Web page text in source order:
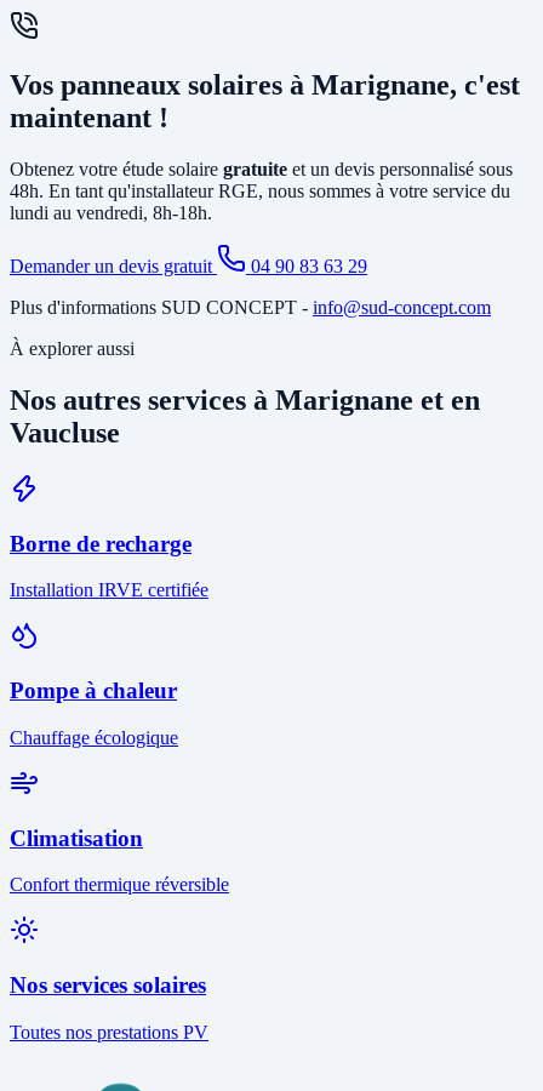
(sans consommer) est également possible. Nous vous conseillons la
solution la plus rentable selon votre profil de consommation.
En général, non. L'installation photovoltaïque nécessite
existant et le tirage de câbles DC depuis la toiture. Si votre tableau
est ancien ou sous-dimensionné, une mise à jour partielle peut être
nécessaire. Notre étude gratuite à Marignane identifie tous les
Vos panneaux solaires à Marignane, c'est
maintenant !
Obtenez votre étude solaire gratuite et un devis personnalisé sous
48h. En tant qu'installateur RGE, nous sommes à votre service du
lundi au vendredi, 8h-18h.
Demander un devis gratuit
04 90 83 63 29
Plus d'informations SUD CONCEPT - info@sud-concept.com
À explorer aussi
Nos autres services à Marignane et en
Vaucluse
Borne de recharge
Installation IRVE certifiée
Pompe à chaleur
Chauffage écologique
Climatisation
Confort thermique réversible
Nos services solaires
Toutes nos prestations PV